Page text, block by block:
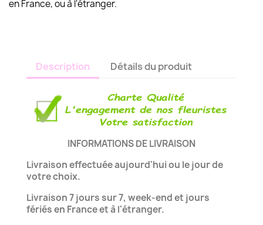
en France, ou à l'étranger.
Description Détails du produit
INFORMATIONS DE LIVRAISON
Livraison effectuée aujourd'hui ou le jour de
votre choix.
Livraison 7 jours sur 7, week-end et jours
fériés en France et à l'étranger.